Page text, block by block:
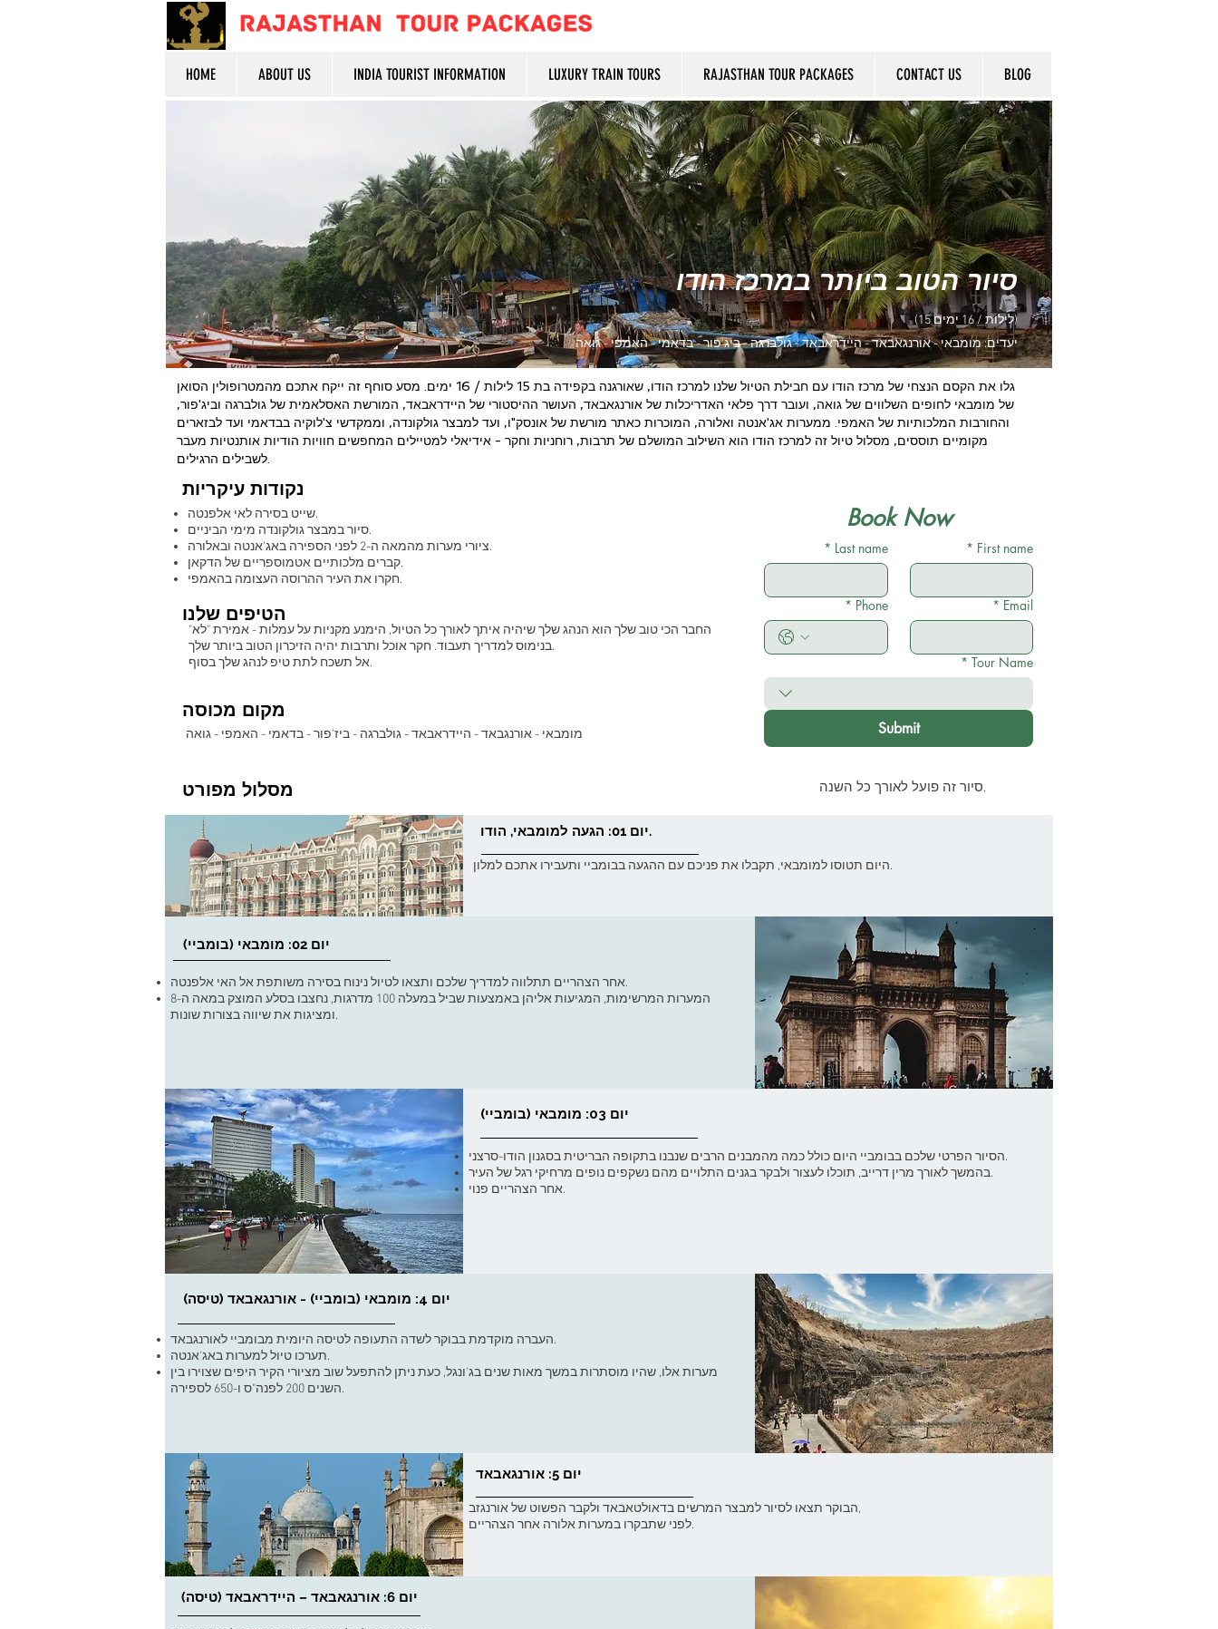
HOME ABOUT US INDIA TOURIST INFORMATION LUXURY TRAIN TOURS RAJASTHAN TOUR PACKAGES CONTACT US BLOG
סיור הטוב ביותר במרכז הודו
(15 לילות / 16 ימים)
יעדים: מומבאי - אורנגאבאד - היידראבאד - גולברגה - ביג'פור - בדאמי - האמפי - גואה
גלו את הקסם הנצחי של מרכז הודו עם חבילת הטיול שלנו למרכז הודו, שאורגנה בקפידה בת 15 לילות / 16 ימים. מסע סוחף זה ייקח אתכם מהמטרופולין הסואן
של מומבאי לחופים השלווים של גואה, ועובר דרך פלאי האדריכלות של אורנגאבאד, העושר ההיסטורי של היידראבאד, המורשת האסלאמית של גולברגה וביג'פור,
והחורבות המלכותיות של האמפי. ממערות אג'אנטה ואלורה, המוכרות כאתר מורשת של אונסק"ו, ועד למבצר גולקונדה, וממקדשי צ'לוקיה בבדאמי ועד לבזארים
מקומיים תוססים, מסלול טיול זה למרכז הודו הוא השילוב המושלם של תרבות, רוחניות וחקר - אידיאלי למטיילים המחפשים חוויות הודיות אותנטיות מעבר
נקודות עיקריות
שייט בסירה לאי אלפנטה.
סיור במבצר גולקונדה מימי הביניים.
ציורי מערות מהמאה ה-2 לפני הספירה באג'אנטה ובאלורה.
קברים מלכותיים אטמוספריים של הדקאן.
חקרו את העיר ההרוסה העצומה בהאמפי.
הטיפים שלנו
החבר הכי טוב שלך הוא הנהג שלך שיהיה איתך לאורך כל הטיול, הימנע מקניות על עמלות - אמירת "לא"
בנימוס למדריך תעבוד. חקר אוכל ותרבות יהיה הזיכרון הטוב ביותר שלך.
אל תשכח לתת טיפ לנהג שלך בסוף.
מקום מכוסה
מומבאי - אורנגבאד - היידראבאד - גולברגה - ביז'פור - בדאמי - האמפי - גואה
מסלול מפורט
Book Now
First name
*
Last name
*
Email
*
Phone
*
Tour Name
*
Submit
סיור זה פועל לאורך כל השנה.
יום 01: הגעה למומבאי, הודו.
היום תטוסו למומבאי, תקבלו את פניכם עם ההגעה בבומביי ותעבירו אתכם למלון.
יום 02: מומבאי (בומביי)
אחר הצהריים תתלווה למדריך שלכם ותצאו לטיול נינוח בסירה משותפת אל האי אלפנטה.
המערות המרשימות, המגיעות אליהן באמצעות שביל במעלה 100 מדרגות, נחצבו בסלע המוצק במאה ה-8
ומציגות את שיווה בצורות שונות.
יום 03: מומבאי (בומביי)
הסיור הפרטי שלכם בבומביי היום כולל כמה מהמבנים הרבים שנבנו בתקופה הבריטית בסגנון הודו-סרצני.
בהמשך לאורך מרין דרייב, תוכלו לעצור ולבקר בגנים התלויים מהם נשקפים נופים מרחיקי רגל של העיר.
אחר הצהריים פנוי.
יום 4: מומבאי (בומביי) - אורנגאבאד (טיסה)
העברה מוקדמת בבוקר לשדה התעופה לטיסה היומית מבומביי לאורנגבאד.
תערכו טיול למערות באג'אנטה.
מערות אלו, שהיו מוסתרות במשך מאות שנים בג'ונגל, כעת ניתן להתפעל שוב מציורי הקיר היפים שצוירו בין
השנים 200 לפנה"ס ו-650 לספירה.
יום 5: אורנגאבאד
הבוקר תצאו לסיור למבצר המרשים בדאולטאבאד ולקבר הפשוט של אורנגזב,
לפני שתבקרו במערות אלורה אחר הצהריים.
יום 6: אורנגאבאד – היידראבאד (טיסה)